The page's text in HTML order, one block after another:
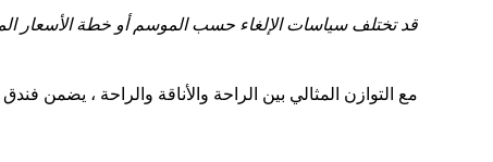
قد تختلف سياسات الإلغاء حسب الموسم أو خطة
مع التوازن المثالي بين الراحة والأناقة والراحة ، يضمن